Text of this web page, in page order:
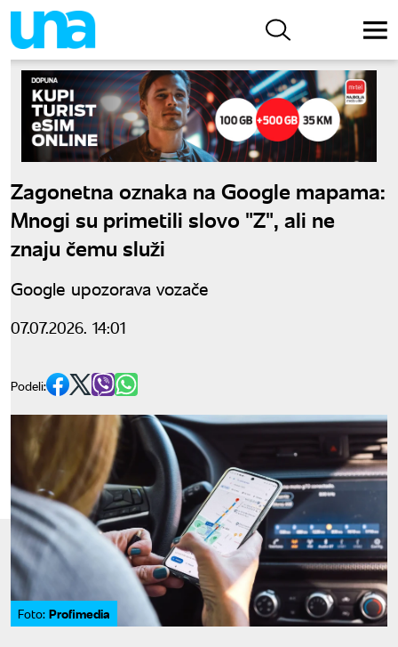
Zagonetna oznaka na Google mapama:
Mnogi su primetili slovo "Z", ali ne
znaju čemu služi
Google upozorava vozače
07.07.2026. 14:01
Podeli:
Foto: Profimedia